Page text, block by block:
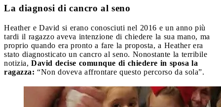
La diagnosi di cancro al seno
Heather e David si erano conosciuti nel 2016 e un anno più
tardi il ragazzo aveva intenzione di chiedere la sua mano, ma
proprio quando era pronto a fare la proposta, a Heather era
stato diagnosticato un cancro al seno. Nonostante la terribile
notizia, David decise comunque di chiedere in sposa la
ragazza: “Non doveva affrontare questo percorso da sola”.